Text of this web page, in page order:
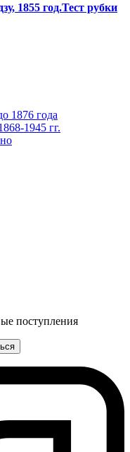
1855 год.Тест рубки
1876 года
1945 гг.
поступления